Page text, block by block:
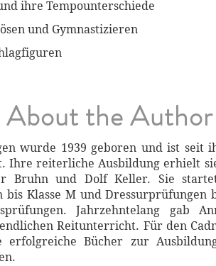
ihre Tempounterschiede
und Gymnastizieren
About the Author
wurde 1939 geboren und ist seit
Ihre reiterliche Ausbildung erhielt
Bruhn und Dolf Keller. Sie
Klasse M und Dressurprüfungen
Jahrzehntelang gab
Reitunterricht. Für den
erfolgreiche Bücher zur